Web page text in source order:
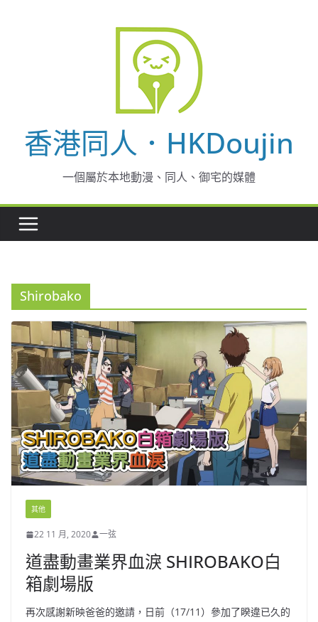
香港同人．HKDoujin
一個屬於本地動漫、同人、御宅的媒體
Shirobako
其他
22 11 月, 2020 一弦
道盡動畫業界血淚 SHIROBAKO白
箱劇場版
再次感謝新映爸爸的邀請，日前（17/11）參加了睽違已久的